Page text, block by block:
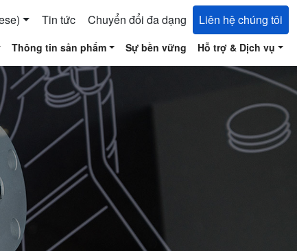
Tin tức Chuyển đổi đa dạng Liên hệ chúng tôi
Thông tin sản phẩm Sự bền vững Hỗ trợ & Dịch vụ